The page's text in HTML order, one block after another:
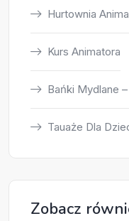
Hurtownia
Kurs Animatora
Bańki Mydlane
Tauaże Dla
Zobacz